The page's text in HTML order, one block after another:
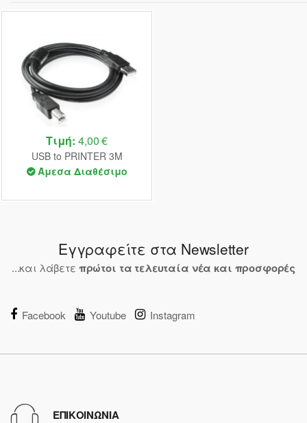
Τιμή: 4,00 €
USB to PRINTER 3M
Άμεσα Διαθέσιμο
Εγγραφείτε στα Newsletter
...και λάβετε πρώτοι τα τελευταία νέα και προσφορές
Facebook Youtube Instagram
ΕΠΙΚΟΙΝΩΝΙΑ